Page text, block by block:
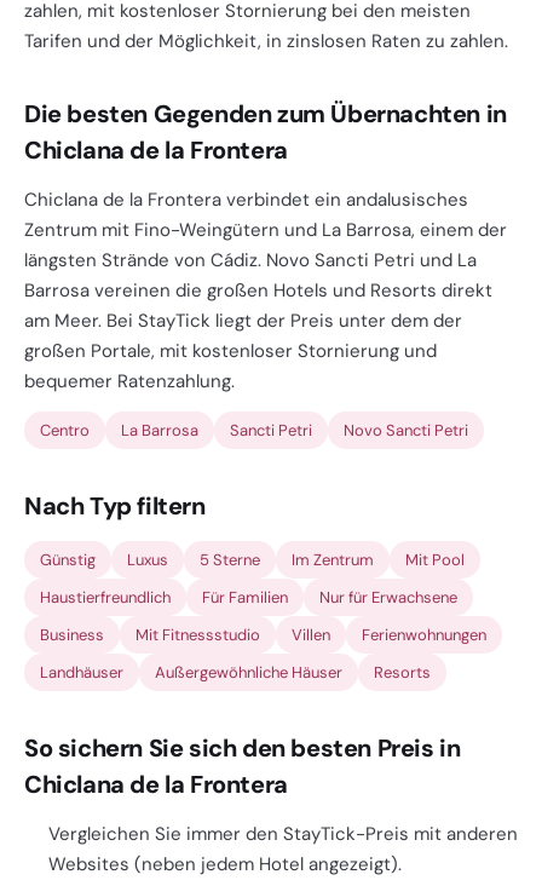
zahlen, mit kostenloser Stornierung bei den meisten
Tarifen und der Möglichkeit, in zinslosen Raten zu zahlen.
Die besten Gegenden zum Übernachten in
Chiclana de la Frontera
Chiclana de la Frontera verbindet ein andalusisches
Zentrum mit Fino-Weingütern und La Barrosa, einem der
längsten Strände von Cádiz. Novo Sancti Petri und La
Barrosa vereinen die großen Hotels und Resorts direkt
am Meer. Bei StayTick liegt der Preis unter dem der
großen Portale, mit kostenloser Stornierung und
bequemer Ratenzahlung.
Centro La Barrosa Sancti Petri Novo Sancti Petri
Nach Typ filtern
Günstig Luxus 5 Sterne Im Zentrum
Mit Pool
Haustierfreundlich
Für Familien
Nur für Erwachsene
Business
Mit Fitnessstudio Villen
Ferienwohnungen
Landhäuser
Außergewöhnliche Häuser Resorts
So sichern Sie sich den besten Preis in
Chiclana de la Frontera
Vergleichen Sie immer den StayTick-Preis mit anderen
Websites (neben jedem Hotel angezeigt).